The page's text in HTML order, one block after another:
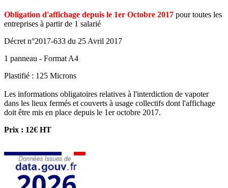
Obligation d'affichage depuis le 1er Octobre 2017 pour toutes les
entreprises à partir de 1 salarié
Décret n°2017-633 du 25 Avril 2017
1 panneau - Format A4
Plastifié : 125 Microns
Les informations obligatoires relatives à l'interdiction de vapoter
dans les lieux fermés et couverts à usage collectifs dont l'affichage
doit être mis en place depuis le 1er octobre 2017.
Prix : 12€ HT